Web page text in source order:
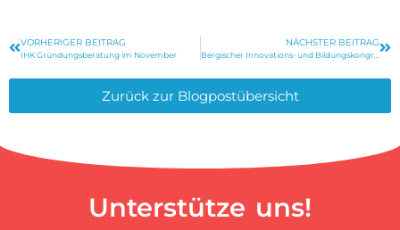
VORHERIGER BEITRAG
IHK Gründungsberatung im November
NÄCHSTER BEITRAG
Bergischer Innovations- und Bildungskongress 2019
Zurück zur Blogpostübersicht
Unterstütze uns!